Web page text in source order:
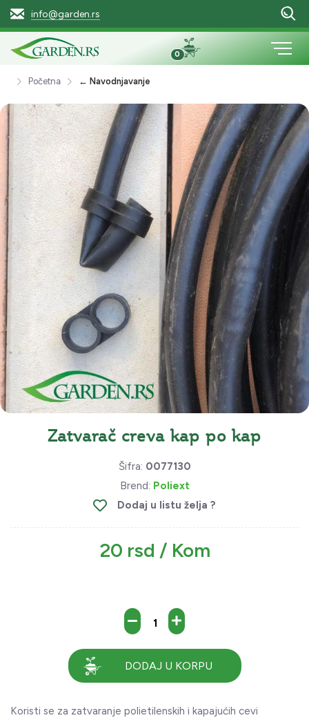
info@garden.rs
0
Početna ← Navodnjavanje
Zatvarač creva kap po kap
Šifra: 0077130
Brend: Poliext
Dodaj u listu želja ?
20 rsd / Kom
DODAJ U KORPU
Koristi se za zatvaranje polietilenskih i kapajućih cevi